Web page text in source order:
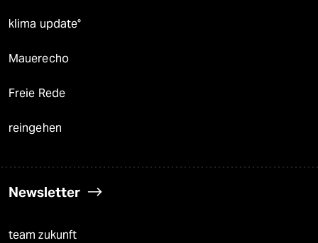
klima update°
Mauerecho
Freie Rede
reingehen
Newsletter
team zukunft